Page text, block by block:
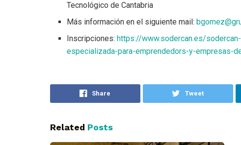
Tecnológico de Cantabria
Más información en el siguiente mail:
Inscripciones: https://www.sodercan.es/
especializada-para-emprendedors-y-empresas-
Share Tweet
Related Posts